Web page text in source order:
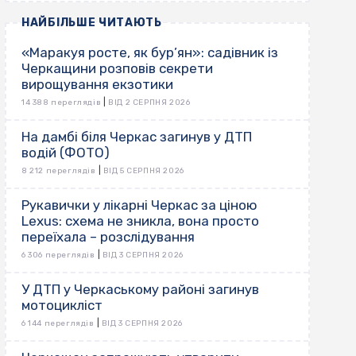
НАЙБІЛЬШЕ ЧИТАЮТЬ
«Маракуя росте, як бур’ян»: садівник із
Черкащини розповів секрети
вирощування екзотики
14 388 переглядів ВІД 2 СЕРПНЯ 2026
На дамбі біля Черкас загинув у ДТП
водій (ФОТО)
8 212 переглядів ВІД 5 СЕРПНЯ 2026
Рукавички у лікарні Черкас за ціною
Lexus: схема не зникла, вона просто
переїхала – розслідування
6 306 переглядів ВІД 3 СЕРПНЯ 2026
У ДТП у Черкаському районі загинув
мотоцикліст
6 144 переглядів ВІД 3 СЕРПНЯ 2026